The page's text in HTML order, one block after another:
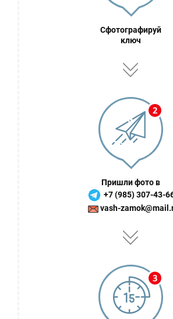
Сфотографируй
ключ
Пришли фото в
+7 (985) 307-43-
vash-